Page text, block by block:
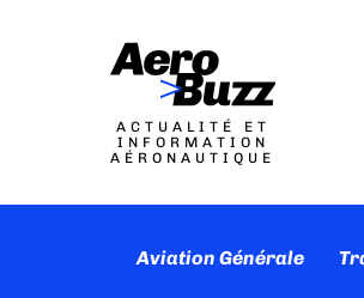
ACTUALITÉ ET
INFORMATION
AÉRONAUTIQUE
Aviation Générale